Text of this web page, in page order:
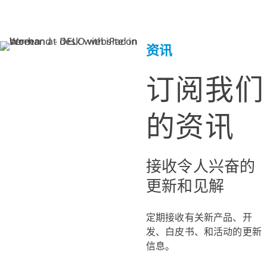
资讯
订阅我们
的资讯
接收令人兴奋的
更新和见解
定期接收有关新产品、开
发、白皮书、和活动的更新
信息。